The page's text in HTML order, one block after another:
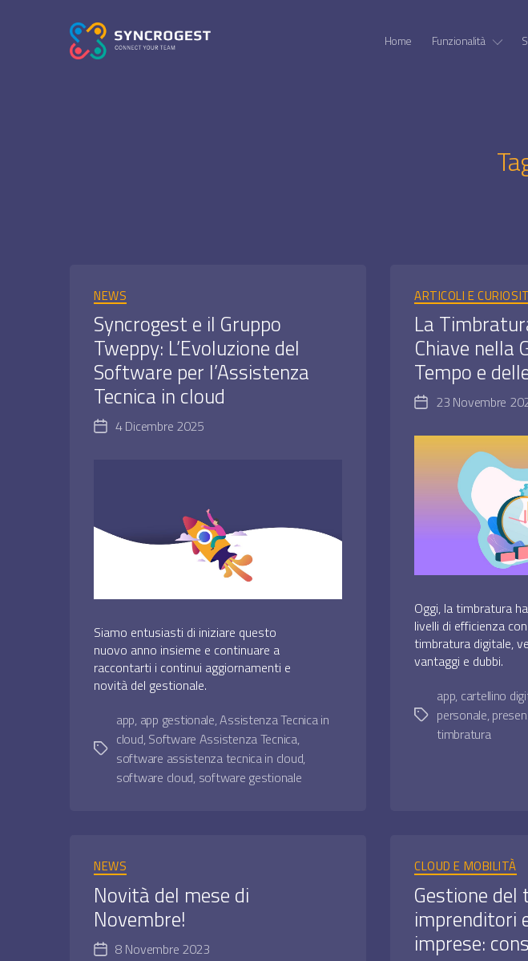
SYNCROGEST
Home Funzionalità
NEWS
Syncrogest e il Gruppo
Tweppy: L’Evoluzione del
Software per l’Assistenza
Tecnica in cloud
Data4 Dicembre 2025
Siamo entusiasti di iniziare questo
nuovo anno insieme e continuare a
raccontarti i continui aggiornamenti e
novità del gestionale.
Tag
app, app gestionale,Assistenza Tecnica in
cloud,Software Assistenza Tecnica,
software assistenza tecnica in cloud,
software cloud, software gestionale
ARTICOLI E
La
Chiave nella
Tempo e
Data23 Novembre
Oggi, la timbratura
livelli di efficienza
timbratura digitale,
vantaggi e dubbi.
Tag
app, cartellino
personale,
timbratura
NEWS
Novità del mese di
Novembre!
Data8 Novembre 2023
CLOUD E MOBILITÀ
Gestione del
imprenditori
imprese: